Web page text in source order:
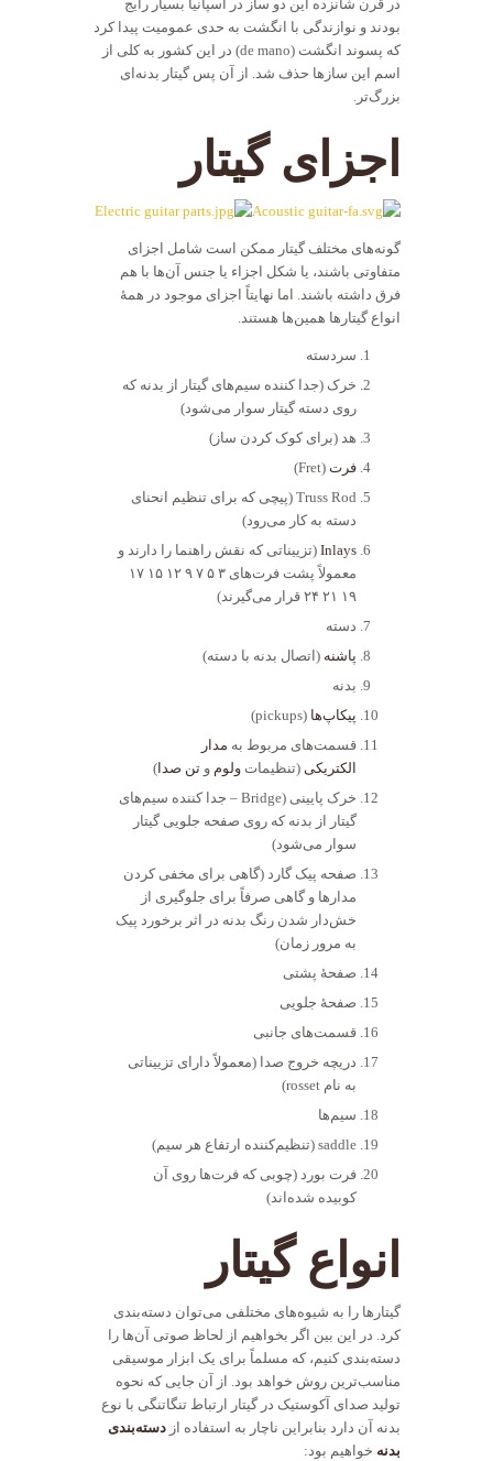
در قرن شانزده این دو ساز در اسپانیا بسیار رایج
بودند و نوازندگی با انگشت به حدی عمومیت پیدا کرد
که پسوند انگشت (de mano) در این کشور به کلی از
اسم این سازها حذف شد. از آن پس گیتار بدنه‌ای
بزرگ‌تر.
اجزای گیتار
گونه‌های مختلف گیتار ممکن است شامل اجزای
متفاوتی باشند، یا شکل اجزاء یا جنس آن‌ها با هم
فرق داشته باشند. اما نهایتاً اجزای موجود در همهٔ
انواع گیتارها همین‌ها هستند.
سردسته
خرک (جدا کننده سیم‌های گیتار از بدنه که
روی دسته گیتار سوار می‌شود)
هد (برای کوک کردن ساز)
فرت (Fret)
Truss Rod (پیچی که برای تنظیم انحنای
دسته به کار می‌رود)
Inlays (تزییناتی که نقش راهنما را دارند و
معمولاً پشت فرت‌های ۳ ۵ ۷ ۹ ۱۲ ۱۵ ۱۷
۱۹ ۲۱ ۲۴ قرار می‌گیرند)
دسته
پاشنه (اتصال بدنه با دسته)
بدنه
پیکاپ‌ها (pickups)
قسمت‌های مربوط به مدار
الکتریکی (تنظیمات ولوم و تن صدا )
خرک پایینی (Bridge – جدا کننده سیم‌های
گیتار از بدنه که روی صفحه جلویی گیتار
سوار می‌شود)
صفحه پیک گارد (گاهی برای مخفی کردن
مدارها و گاهی صرفاً برای جلوگیری از
خش‌دار شدن رنگ بدنه در اثر برخورد پیک
به مرور زمان)
صفحهٔ پشتی
صفحهٔ جلویی
قسمت‌های جانبی
دریچه خروج صدا (معمولاً دارای تزییناتی
به نام rosset)
سیم‌ها
saddle (تنظیم‌کننده ارتفاع هر سیم)
فرت بورد (چوبی که فرت‌ها روی آن
کوبیده شده‌اند)
انواع گیتار
گیتارها را به شیوه‌های مختلفی می‌توان دسته‌بندی
کرد. در این بین اگر بخواهیم از لحاظ صوتی آن‌ها را
دسته‌بندی کنیم، که مسلماً برای یک ابزار موسیقی
مناسب‌ترین روش خواهد بود. از آن جایی که نحوه
تولید صدای آکوستیک در گیتار ارتباط تنگاتنگی با نوع
بدنه آن دارد بنابراین ناچار به استفاده از دسته‌بندی
بدنه خواهیم بود: